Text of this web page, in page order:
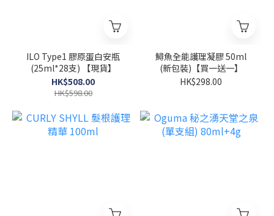
ILO Type1 膠原蛋白安瓶
(25ml*28支) 【現貨】
HK$508.00
HK$598.00
鱘魚全能護理凝膠 50ml
(新包裝)【買一送一】
HK$298.00